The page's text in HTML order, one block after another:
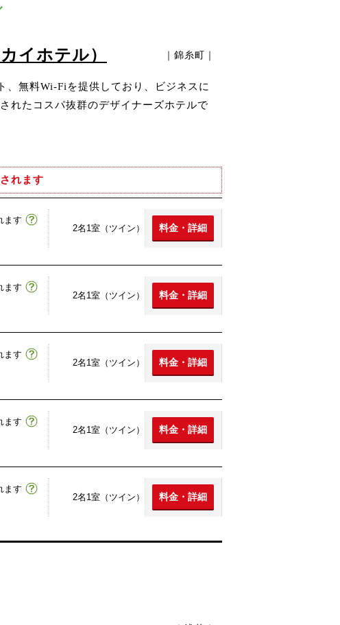
イホテル） ｜錦糸町｜
、無料Wi-Fiを提供しており、ビジネスに
れたコスパ抜群のデザイナーズホテルで
れます
ます
2名1室（ツイン）
料金・詳細
ます
2名1室（ツイン）
料金・詳細
ます
2名1室（ツイン）
料金・詳細
ます
2名1室（ツイン）
料金・詳細
ます
2名1室（ツイン）
料金・詳細